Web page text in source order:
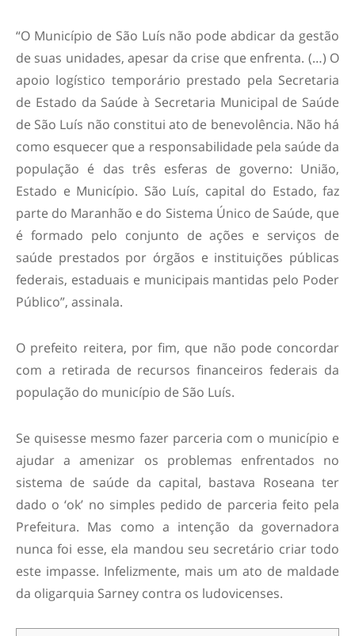
“O Município de São Luís não pode abdicar da gestão
de suas unidades, apesar da crise que enfrenta. (…) O
apoio logístico temporário prestado pela Secretaria
de Estado da Saúde à Secretaria Municipal de Saúde
de São Luís não constitui ato de benevolência. Não há
como esquecer que a responsabilidade pela saúde da
população é das três esferas de governo: União,
Estado e Município. São Luís, capital do Estado, faz
parte do Maranhão e do Sistema Único de Saúde, que
é formado pelo conjunto de ações e serviços de
saúde prestados por órgãos e instituições públicas
federais, estaduais e municipais mantidas pelo Poder
Público”, assinala.
O prefeito reitera, por fim, que não pode concordar
com a retirada de recursos financeiros federais da
população do município de São Luís.
Se quisesse mesmo fazer parceria com o município e
ajudar a amenizar os problemas enfrentados no
sistema de saúde da capital, bastava Roseana ter
dado o ‘ok’ no simples pedido de parceria feito pela
Prefeitura. Mas como a intenção da governadora
nunca foi esse, ela mandou seu secretário criar todo
este impasse. Infelizmente, mais um ato de maldade
da oligarquia Sarney contra os ludovicenses.